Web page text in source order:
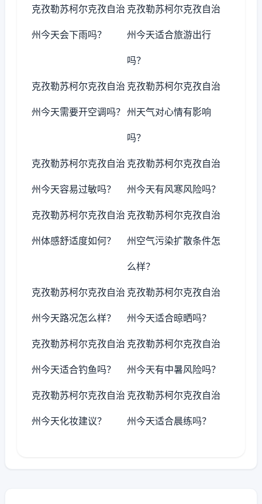
克孜勒苏柯尔克孜自治
州今天会下雨吗？
克孜勒苏柯尔克孜自治
州今天适合旅游出行
吗？
克孜勒苏柯尔克孜自治
州今天需要开空调吗？
克孜勒苏柯尔克孜自治
州天气对心情有影响
吗？
克孜勒苏柯尔克孜自治
州今天容易过敏吗？
克孜勒苏柯尔克孜自治
州今天有风寒风险吗？
克孜勒苏柯尔克孜自治
州体感舒适度如何？
克孜勒苏柯尔克孜自治
州空气污染扩散条件怎
么样？
克孜勒苏柯尔克孜自治
州今天路况怎么样？
克孜勒苏柯尔克孜自治
州今天适合晾晒吗？
克孜勒苏柯尔克孜自治
州今天适合钓鱼吗？
克孜勒苏柯尔克孜自治
州今天有中暑风险吗？
克孜勒苏柯尔克孜自治
州今天化妆建议？
克孜勒苏柯尔克孜自治
州今天适合晨练吗？